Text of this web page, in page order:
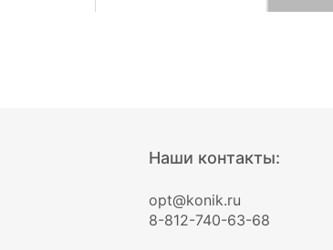
Наши контакты:
opt@konik.ru
8-812-740-63-68